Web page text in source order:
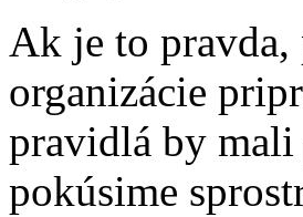
Ak je to pravda,
organizácie
pravidlá by mali
pokúsime